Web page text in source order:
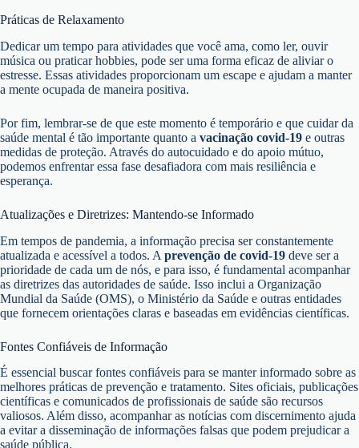
Práticas de Relaxamento
Dedicar um tempo para atividades que você ama, como ler, ouvir
música ou praticar hobbies, pode ser uma forma eficaz de aliviar o
estresse. Essas atividades proporcionam um escape e ajudam a manter
a mente ocupada de maneira positiva.
Por fim, lembrar-se de que este momento é temporário e que cuidar da
saúde mental é tão importante quanto a vacinação covid-19 e outras
medidas de proteção. Através do autocuidado e do apoio mútuo,
podemos enfrentar essa fase desafiadora com mais resiliência e
esperança.
Atualizações e Diretrizes: Mantendo-se Informado
Em tempos de pandemia, a informação precisa ser constantemente
atualizada e acessível a todos. A prevenção de covid-19 deve ser a
prioridade de cada um de nós, e para isso, é fundamental acompanhar
as diretrizes das autoridades de saúde. Isso inclui a Organização
Mundial da Saúde (OMS), o Ministério da Saúde e outras entidades
que fornecem orientações claras e baseadas em evidências científicas.
Fontes Confiáveis de Informação
É essencial buscar fontes confiáveis para se manter informado sobre as
melhores práticas de prevenção e tratamento. Sites oficiais, publicações
científicas e comunicados de profissionais de saúde são recursos
valiosos. Além disso, acompanhar as notícias com discernimento ajuda
a evitar a disseminação de informações falsas que podem prejudicar a
saúde pública.